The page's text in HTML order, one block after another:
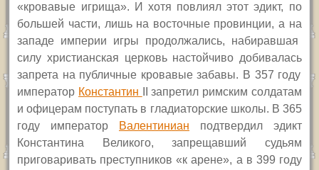
«кровавые игрища». И хотя повлиял этот эдикт, по
большей части, лишь на восточные провинции, а на
западе империи игры продолжались, набиравшая
силу христианская церковь настойчиво добивалась
запрета на публичные кровавые забавы. В 357 году
император Константин IIзапретил римским солдатам
и офицерам поступать в гладиаторские школы. В 365
году император
Валентиниан подтвердил эдикт
Константина Великого, запрещавший судьям
приговаривать преступников «к арене», а в 399 году